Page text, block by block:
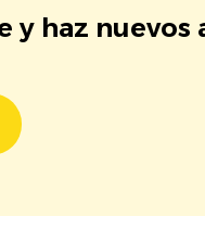
y haz nuevos